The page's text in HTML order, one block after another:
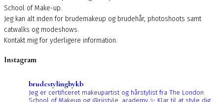
School of Make-up.
Jeg kan alt inden for brudemakeup og brudehår, photoshoots samt
catwalks og modeshows.
Kontakt mig for yderligere information.
Instagram
brudestylingbykb
Jeg er certificeret makeupartist og hårstylist fra The London
School of Makeup og @riistyle_academy ✨ Klar til at style dig